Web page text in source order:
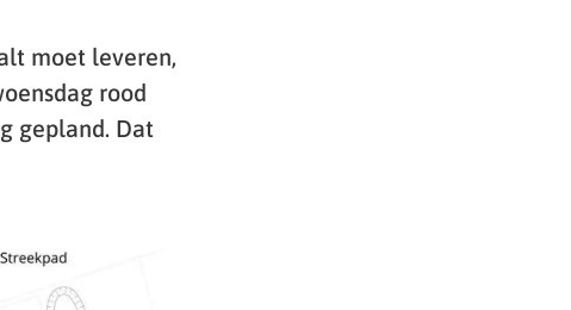
moet leveren,
rood
gepland. Dat